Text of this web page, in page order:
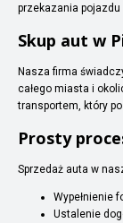
przekazania pojazdu
Skup aut w
Nasza firma
całego miasta i
transportem, który
Prosty
Sprzedaż auta w
Wypełnienie
Ustalenie